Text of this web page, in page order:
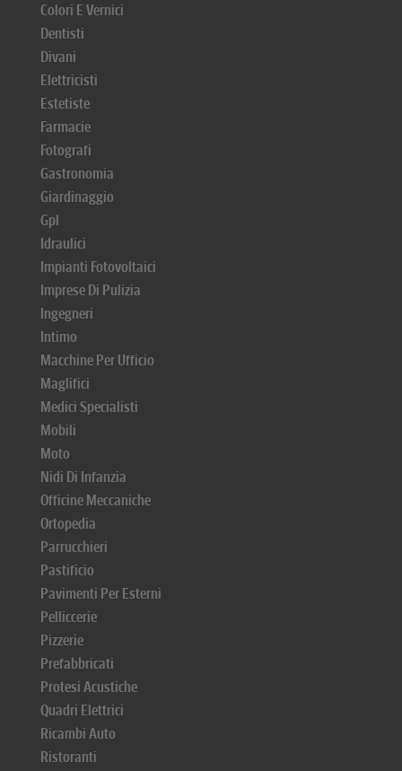
Colori E Vernici
Dentisti
Divani
Elettricisti
Estetiste
Farmacie
Fotografi
Gastronomia
Giardinaggio
Gpl
Idraulici
Impianti Fotovoltaici
Imprese Di Pulizia
Ingegneri
Intimo
Macchine Per Ufficio
Maglifici
Medici Specialisti
Mobili
Moto
Nidi Di Infanzia
Officine Meccaniche
Ortopedia
Parrucchieri
Pastificio
Pavimenti Per Esterni
Pelliccerie
Pizzerie
Prefabbricati
Protesi Acustiche
Quadri Elettrici
Ricambi Auto
Ristoranti